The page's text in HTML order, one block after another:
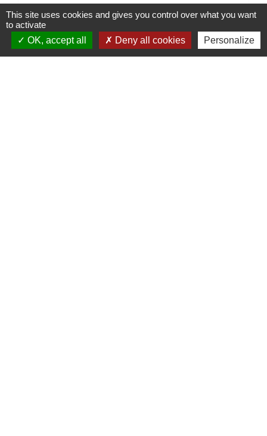
Pour en savoir plus
Éléments de calcul des aides personnelles au
This site uses cookies and gives you control over what you want
to activate
OK, accept all
Deny all cookies Personalize